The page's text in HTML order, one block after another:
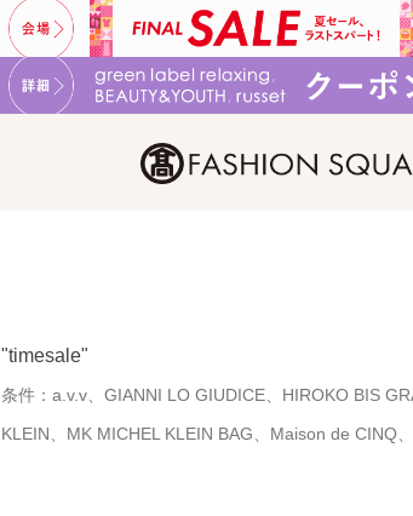
"timesale"
条件： a.v.v、GIANNI LO GIUDICE、HIROKO BIS
KLEIN、MK MICHEL KLEIN BAG、Maison de CINQ